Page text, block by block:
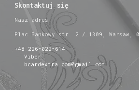
Skontaktuj się
Nasz adres
Plac Bankowy str. 2 / 1309, Warsaw,
+48 226-022-614
Viber
bcardextra.com@gmail.com